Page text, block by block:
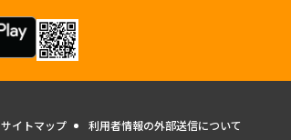
サイトマップ 利用者情報の外部送信について